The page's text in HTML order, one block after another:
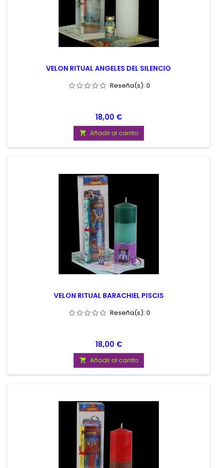
VELON RITUAL ANGELES DEL SILENCIO
Reseña(s): 0
Precio
18,00 €
 Añadir al carrito
VELON RITUAL BARACHIEL PISCIS
Reseña(s): 0
Precio
18,00 €
 Añadir al carrito